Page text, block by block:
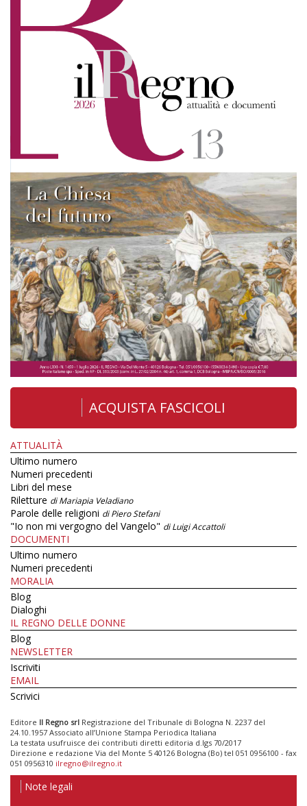
ACQUISTA FASCICOLI
ATTUALITÀ
Ultimo numero
Numeri precedenti
Libri del mese
Riletture di Mariapia Veladiano
Parole delle religioni di Piero Stefani
"Io non mi vergogno del Vangelo" di Luigi Accattoli
DOCUMENTI
Ultimo numero
Numeri precedenti
MORALIA
Blog
Dialoghi
IL REGNO DELLE DONNE
Blog
NEWSLETTER
Iscriviti
EMAIL
Scrivici
Editore Il Regno srl Registrazione del Tribunale di Bologna N. 2237 del
24.10.1957 Associato all’Unione Stampa Periodica Italiana
La testata usufruisce dei contributi diretti editoria d.lgs 70/2017
Direzione e redazione Via del Monte 5 40126 Bologna (Bo) tel 051 0956100 - fax
051 0956310 ilregno@ilregno.it
Note legali